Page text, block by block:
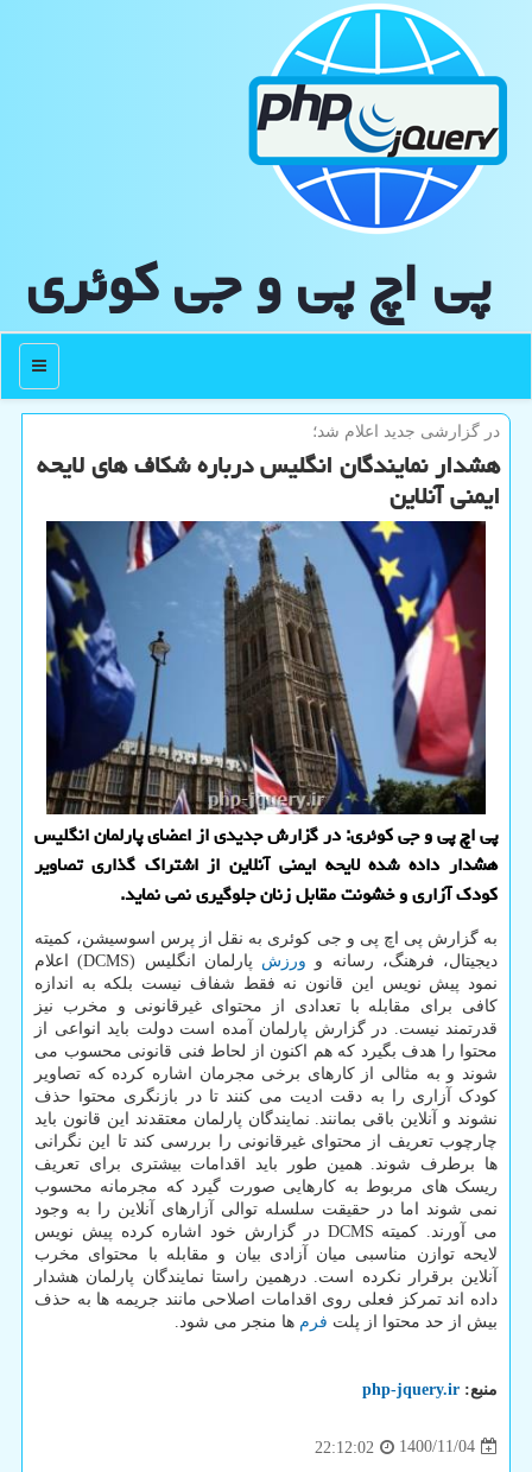
پی اچ پی و جی كوئری
منو
در گزارشی جدید اعلام شد؛
هشدار نمایندگان انگلیس درباره شکاف های لایحه
ایمنی آنلاین
پی اچ پی و جی کوئری: در گزارش جدیدی از اعضای پارلمان انگلیس
هشدار داده شده لایحه ایمنی آنلاین از اشتراک گذاری تصاویر
کودک آزاری و خشونت مقابل زنان جلوگیری نمی نماید.
به گزارش پی اچ پی و جی کوئری به نقل از پرس اسوسیشن، کمیته
دیجیتال، فرهنگ، رسانه و ورزش
پارلمان انگلیس (DCMS) اعلام
نمود پیش نویس این قانون نه فقط شفاف نیست بلکه به اندازه
کافی برای مقابله با تعدادی از محتوای غیرقانونی و مخرب نیز
قدرتمند نیست. در گزارش پارلمان آمده است دولت باید انواعی از
محتوا را هدف بگیرد که هم اکنون از لحاط فنی قانونی محسوب می
شوند و به مثالی از کارهای برخی مجرمان اشاره کرده که تصاویر
کودک آزاری را به دقت ادیت می کنند تا در بازنگری محتوا حذف
نشوند و آنلاین باقی بمانند. نمایندگان پارلمان معتقدند این قانون باید
چارچوب تعریف از محتوای غیرقانونی را بررسی کند تا این نگرانی
ها برطرف شوند. همین طور باید اقدامات بیشتری برای تعریف
ریسک های مربوط به کارهایی صورت گیرد که مجرمانه محسوب
نمی شوند اما در حقیقت سلسله توالی آزارهای آنلاین را به وجود
می آورند. کمیته DCMS در گزارش خود اشاره کرده پیش نویس
لایحه توازن مناسبی میان آزادی بیان و مقابله با محتوای مخرب
آنلاین برقرار نکرده است. درهمین راستا نمایندگان پارلمان هشدار
داده اند تمرکز فعلی روی اقدامات اصلاحی مانند جریمه ها به حذف
بیش از حد محتوا از پلت فرم ها منجر می شود.
منبع: php-jquery.ir
1400/11/04
22:12:02